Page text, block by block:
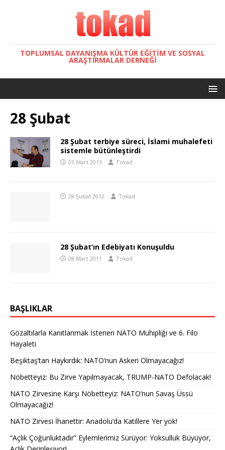
TOPLUMSAL DAYANIŞMA KÜLTÜR EĞITIM VE SOSYAL
ARAŞTIRMALAR DERNEĞI
28 Şubat
28 Şubat terbiye süreci, İslami muhalefeti
sistemle bütünleştirdi
03 Mart 2013 Tokad
28 Şubat 2012 Tokad
28 Şubat’ın Edebiyatı Konuşuldu
08 Mart 2011 Tokad
BAŞLIKLAR
Gözaltılarla Kanıtlanmak İstenen NATO Muhipliği ve 6. Filo
Hayaleti
Beşiktaş’tan Haykırdık: NATO’nun Askeri Olmayacağız!
Nöbetteyiz: Bu Zirve Yapılmayacak, TRUMP-NATO Defolacak!
NATO Zirvesine Karşı Nöbetteyiz: NATO’nun Savaş Üssü
Olmayacağız!
NATO Zirvesi İhanettir: Anadolu’da Katillere Yer yok!
“Açlık Çoğunluktadır” Eylemlerimiz Sürüyor: Yoksulluk Büyüyor,